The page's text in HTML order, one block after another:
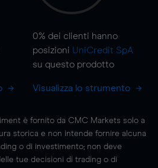
0% dei clienti hanno
posizioni UniCredit SpA
su questo prodotto
Visualizza lo strumento
è fornito da CMC Markets solo a
storica e non intende fornire alcuna
o di investimento; non deve
tue decisioni di trading o di